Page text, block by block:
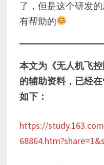
了，但是这个研发
有帮助的
本文为《无人机飞
的辅助资料，已经
如下：
https://